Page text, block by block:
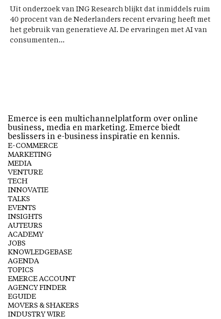
Uit onderzoek van ING Research blijkt dat inmiddels ruim
40 procent van de Nederlanders recent ervaring heeft met
het gebruik van generatieve AI. De ervaringen met AI van
consumenten...
Emerce is een multichannelplatform over online
business, media en marketing. Emerce biedt
beslissers in e-business inspiratie en kennis.
E-COMMERCE
MARKETING
MEDIA
VENTURE
TECH
INNOVATIE
TALKS
EVENTS
INSIGHTS
AUTEURS
ACADEMY
JOBS
KNOWLEDGEBASE
AGENDA
TOPICS
EMERCE ACCOUNT
AGENCY FINDER
EGUIDE
MOVERS & SHAKERS
INDUSTRY WIRE